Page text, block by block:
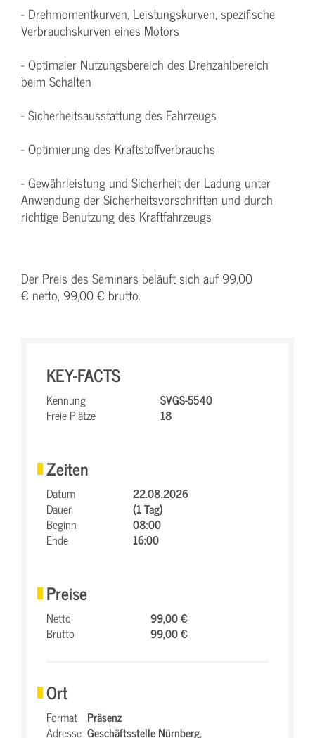
- Drehmomentkurven, Leistungskurven, spezifische
Verbrauchskurven eines Motors
- Optimaler Nutzungsbereich des Drehzahlbereich
beim Schalten
- Sicherheitsausstattung des Fahrzeugs
- Optimierung des Kraftstoffverbrauchs
- Gewährleistung und Sicherheit der Ladung unter
Anwendung der Sicherheitsvorschriften und durch
richtige Benutzung des Kraftfahrzeugs
Der Preis des Seminars beläuft sich auf 99,00
€ netto, 99,00 € brutto.
KEY-FACTS
Kennung
SVGS-5540
Freie Plätze
18
Zeiten
Datum
22.08.2026
Dauer
(1 Tag)
Beginn
08:00
Ende
16:00
Preise
Netto
99,00 €
Brutto
99,00 €
Ort
Format Präsenz
Adresse Geschäftsstelle Nürnberg,